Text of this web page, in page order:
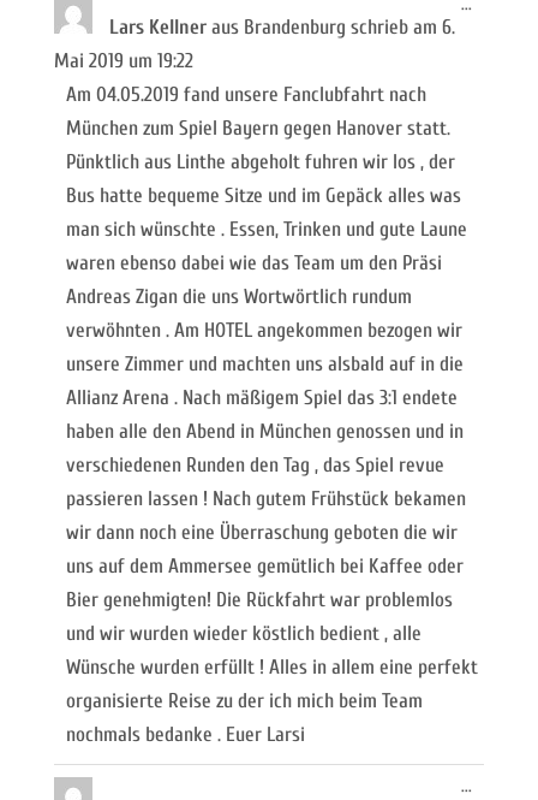
Lars Kellner aus Brandenburg schrieb am 6.
Mai 2019 um 19:22
Am 04.05.2019 fand unsere Fanclubfahrt nach
München zum Spiel Bayern gegen Hanover statt.
Pünktlich aus Linthe abgeholt fuhren wir los , der
Bus hatte bequeme Sitze und im Gepäck alles was
man sich wünschte . Essen, Trinken und gute Laune
waren ebenso dabei wie das Team um den Präsi
Andreas Zigan die uns Wortwörtlich rundum
verwöhnten . Am HOTEL angekommen bezogen wir
unsere Zimmer und machten uns alsbald auf in die
Allianz Arena . Nach mäßigem Spiel das 3:1 endete
haben alle den Abend in München genossen und in
verschiedenen Runden den Tag , das Spiel revue
passieren lassen ! Nach gutem Frühstück bekamen
wir dann noch eine Überraschung geboten die wir
uns auf dem Ammersee gemütlich bei Kaffee oder
Bier genehmigten! Die Rückfahrt war problemlos
und wir wurden wieder köstlich bedient , alle
Wünsche wurden erfüllt ! Alles in allem eine perfekt
organisierte Reise zu der ich mich beim Team
nochmals bedanke . Euer Larsi
...
...